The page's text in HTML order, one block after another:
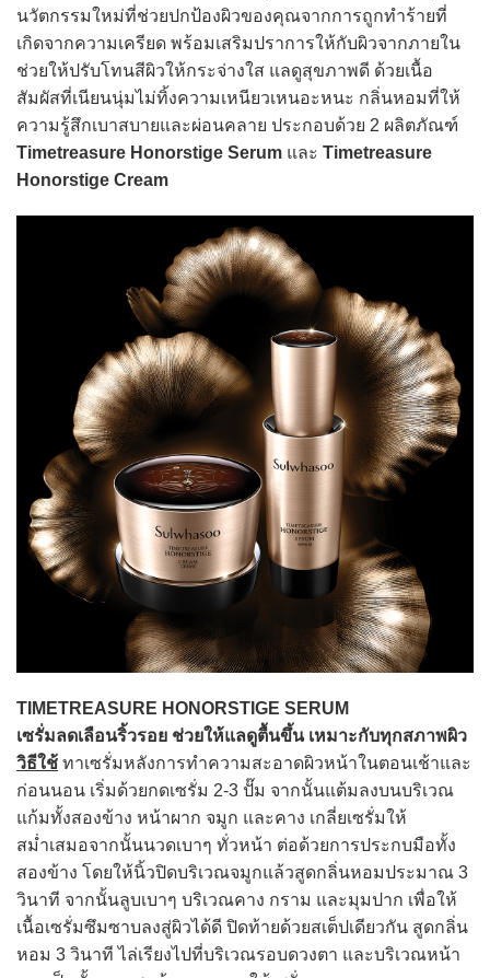
นวัตกรรมใหม่ที่ช่วยปกป้องผิวของคุณจากการถูกทําร้ายที่
เกิดจากความเครียด พร้อมเสริมปราการให้กับผิวจากภายใน
ช่วยให้ปรับโทนสีผิวให้กระจ่างใส แลดูสุขภาพดี ด้วยเนื้อ
สัมผัสที่เนียนนุ่มไม่ทิ้งความเหนียวเหนอะหนะ กลิ่นหอมที่ให้
ความรู้สึกเบาสบายและผ่อนคลาย ประกอบด้วย 2 ผลิตภัณฑ์
Timetreasure Honorstige Serum และ Timetreasure
Honorstige Cream
TIMETREASURE HONORSTIGE SERUM
เซรั่มลดเลือนริ้วรอย ช่วยให้แลดูตื้นขึ้น เหมาะกับทุกสภาพผิว
วิธีใช้ ทาเซรั่มหลังการทำความสะอาดผิวหน้าในตอนเช้าและ
ก่อนนอน เริ่มด้วยกดเซรั่ม 2-3 ปั๊ม จากนั้นแต้มลงบนบริเวณ
แก้มทั้งสองข้าง หน้าผาก จมูก และคาง เกลี่ยเซรั่มให้
สม่ำเสมอจากนั้นนวดเบาๆ ทั่วหน้า ต่อด้วยการประกบมือทั้ง
สองข้าง โดยให้นิ้วปิดบริเวณจมูกแล้วสูดกลิ่นหอมประมาณ 3
วินาที จากนั้นลูบเบาๆ บริเวณคาง กราม และมุมปาก เพื่อให้
เนื้อเซรั่มซึมซาบลงสู่ผิวได้ดี ปิดท้ายด้วยสเต็ปเดียวกัน สูดกลิ่น
หอม 3 วินาที ไล่เรียงไปที่บริเวณรอบดวงตา และบริเวณหน้า